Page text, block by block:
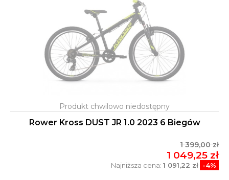
Rower Kross DUST JR 1.0 2023 6 Biegów
1 399,00 zł
1 049,25 zł
Najniższa cena: 1 091,22 zł -4%